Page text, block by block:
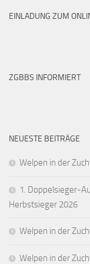
EINLADUNG ZUM
ZGBBS INFORMIERT
NEUESTE BEITRÄGE
Welpen in der
1. Doppelsieger-
Herbstsieger 2026
Welpen in der
Welpen in der